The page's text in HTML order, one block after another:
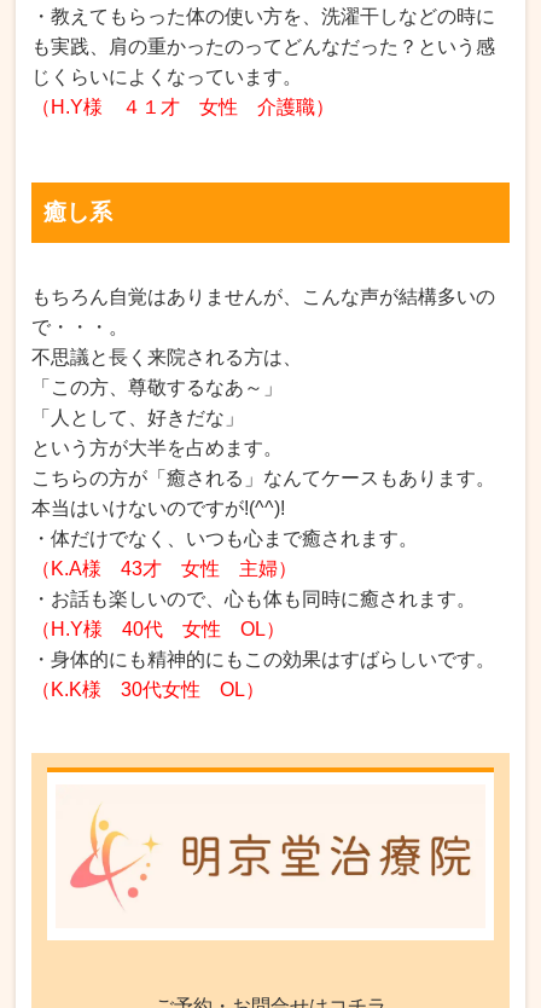
・教えてもらった体の使い方を、洗濯干しなどの時に
も実践、肩の重かったのってどんなだった？という感
じくらいによくなっています。
（H.Y様 ４１才 女性 介護職）
癒し系
もちろん自覚はありませんが、こんな声が結構多いの
で・・・。
不思議と長く来院される方は、
「この方、尊敬するなあ～」
「人として、好きだな」
という方が大半を占めます。
こちらの方が「癒される」なんてケースもあります。
本当はいけないのですが!(^^)!
・体だけでなく、いつも心まで癒されます。
（K.A様 43才 女性 主婦）
・お話も楽しいので、心も体も同時に癒されます。
（H.Y様 40代 女性 OL）
・身体的にも精神的にもこの効果はすばらしいです。
（K.K様 30代女性 OL）